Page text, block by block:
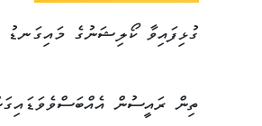
ގުޅިފައިވާ ކޯލިޝަނުގެ
ތިން ރައީސުން